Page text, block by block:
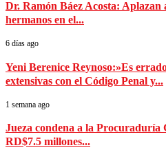
Dr. Ramón Báez Acosta: Aplazan
hermanos en el...
6 días ago
Yeni Berenice Reynoso:»Es
extensivas con el Código Penal y...
1 semana ago
Jueza condena a la Procuraduría
RD$7.5 millones...